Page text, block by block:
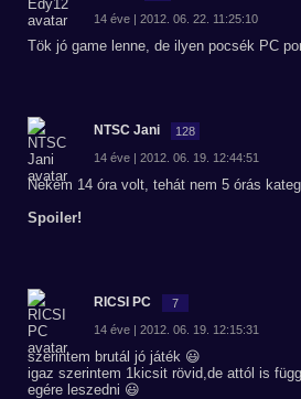
14 éve | 2012. 06. 22. 11:25:10
Tök jó game lenne, de ilyen pocsék PC
NTSC Jani 128
14 éve | 2012. 06. 19. 12:44:51
Nekem 14 óra volt, tehát nem 5 órás
Spoiler!
RICSI PC 7
14 éve | 2012. 06. 19. 12:15:31
szerintem brutál jó játék 😃
igaz szerintem 1kicsit rövid,de attól is
egére leszedni 😃